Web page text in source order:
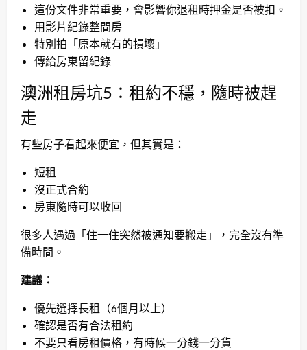
這份文件非常重要，會影響你退租時押金是否被扣。
用影片紀錄整間房
特別拍「原本就有的損壞」
傳給房東留紀錄
澳洲租房坑5：租約不穩，隨時被趕
走
有些房子看起來便宜，但其實是：
短租
沒正式合約
房東隨時可以收回
很多人遇過「住一住突然被通知要搬走」，完全沒有準
備時間。
建議：
優先選擇長租（6個月以上）
確認是否有合法租約
不要只看房租價格，有時候一分錢一分貨